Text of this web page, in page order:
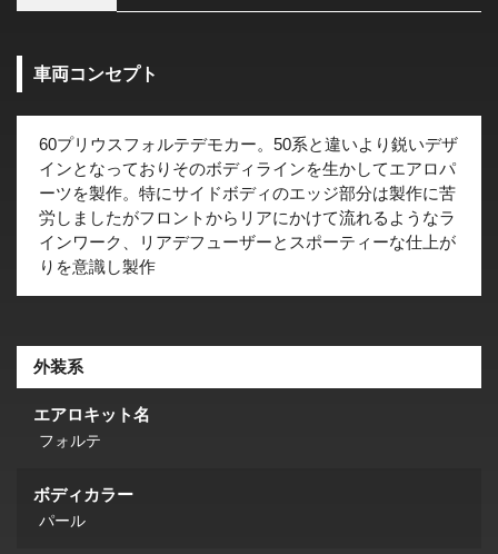
車両コンセプト
60プリウスフォルテデモカー。50系と違いより鋭いデザ
インとなっておりそのボディラインを生かしてエアロパ
ーツを製作。特にサイドボディのエッジ部分は製作に苦
労しましたがフロントからリアにかけて流れるようなラ
インワーク、リアデフューザーとスポーティーな仕上が
りを意識し製作
外装系
エアロキット名
フォルテ
ボディカラー
パール